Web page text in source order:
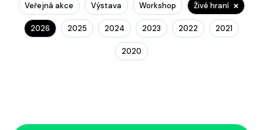
Veřejná akce Výstava Workshop Živé hraní
2026 2025 2024 2023 2022 2021
2020